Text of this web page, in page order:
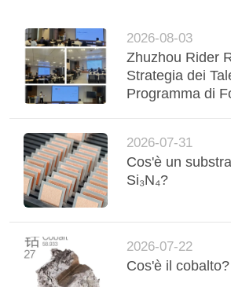
2026-08-03
Zhuzhou Rider
Strategia dei
Programma di
2026-07-31
Cos'è un
Si₃N₄?
2026-07-22
Cos'è il cobalto?